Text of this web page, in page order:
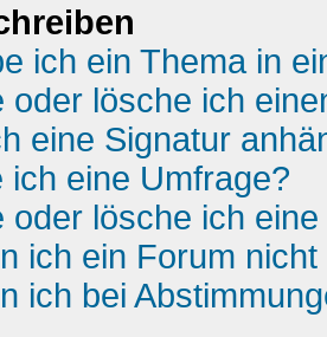
ich ein Thema in
oder lösche ich
eine Signatur
ich eine Umfrage?
oder lösche ich
ich ein Forum
ich bei